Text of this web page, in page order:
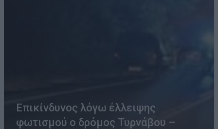
Επικίνδυνος λόγω έλλειψης
φωτισμού ο δρόμος Τυρνάβου –